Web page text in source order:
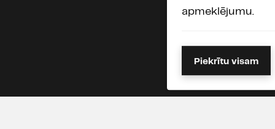
apmeklējumu.
Piekrītu visam